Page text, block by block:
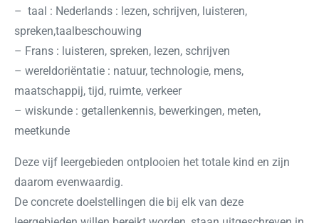
– taal : Nederlands : lezen, schrijven, luisteren,
spreken,taalbeschouwing
– Frans : luisteren, spreken, lezen, schrijven
– wereldoriëntatie : natuur, technologie, mens,
maatschappij, tijd, ruimte, verkeer
– wiskunde : getallenkennis, bewerkingen, meten,
meetkunde
Deze vijf leergebieden ontplooien het totale kind en zijn
daarom evenwaardig.
De concrete doelstellingen die bij elk van deze